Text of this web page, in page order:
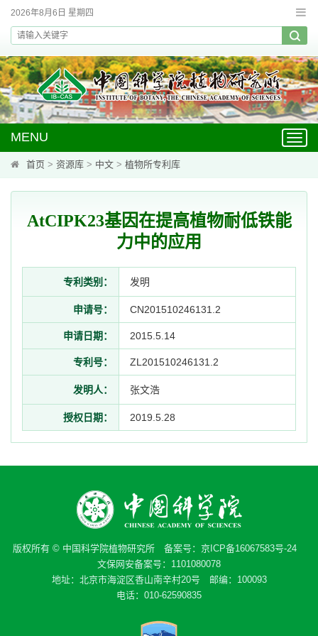
2026年8月6日 星期四
MENU
首页 > 资源库 > 中文 > 植物所专利库
AtCIPK23基因在提高植物耐低铁能
力中的应用
专利类别： 发明
申请号： CN201510246131.2
申请日期： 2015.5.14
专利号： ZL201510246131.2
发明人： 张文浩
授权日期： 2019.5.28
版权所有 © 中国科学院植物研究所 备案号： 京ICP备16067583号-24
文保网安备案号：1101080078
地址：北京市海淀区香山南辛村20号 邮编：100093
电话：010-62590835